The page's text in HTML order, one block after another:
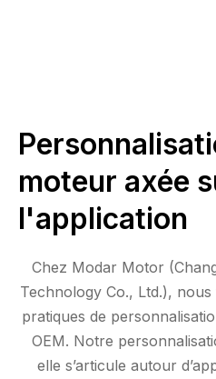
moteur axée
l'application
Chez Modar Motor
Technology Co., Ltd.),
pratiques de
OEM. Notre
elle s’articule autour